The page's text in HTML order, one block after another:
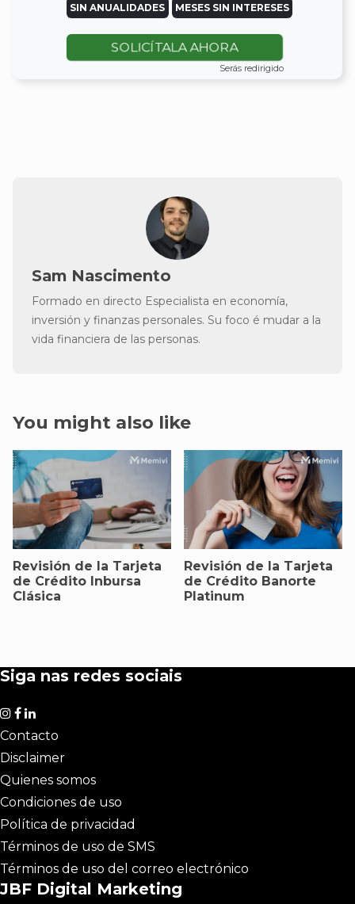
SIN ANUALIDADES MESES SIN INTERESES
SOLICÍTALA AHORA
Serás redirigido
Sam Nascimento
Formado en directo Especialista en economía,
inversión y finanzas personales. Su foco é mudar a la
vida financiera de las personas.
You might also like
Revisión de la Tarjeta
de Crédito Inbursa
Clásica
Revisión de la Tarjeta
de Crédito Banorte
Platinum
Siga nas redes sociais
Contacto
Disclaimer
Quienes somos
Condiciones de uso
Política de privacidad
Términos de uso de SMS
Términos de uso del correo electrónico
JBF Digital Marketing